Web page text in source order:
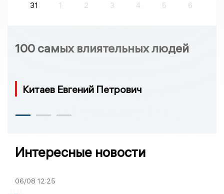
31
1 2 3 4 5 6
100 самых влиятельных людей
Китаев Евгений Петрович
Интересные новости
06/08 12:25